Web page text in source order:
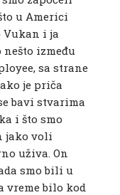
u Americi
Vukan i ja
između
sa strane
je priča
bavi stvarima
i što smo
jako voli
uživa. On
smo bili u
vreme bilo kod